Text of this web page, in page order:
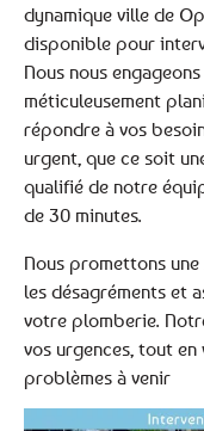
dynamique ville de
disponible pour
Nous nous
méticuleusement
répondre à vos
urgent, que ce soit
qualifié de notre
de 30 minutes.
Nous promettons
les désagréments et
votre plomberie.
vos urgences, tout
problèmes à venir